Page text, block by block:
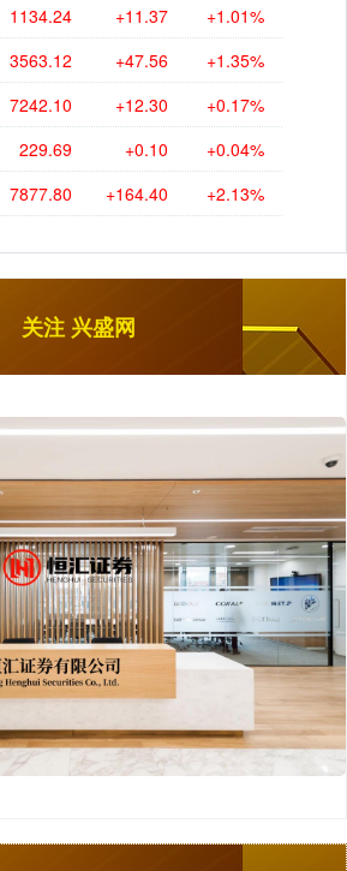
1134.24 +11.37 +1.01%
3563.12 +47.56 +1.35%
7242.10 +12.30 +0.17%
229.69 +0.10 +0.04%
7877.80 +164.40 +2.13%
关注 兴盛网